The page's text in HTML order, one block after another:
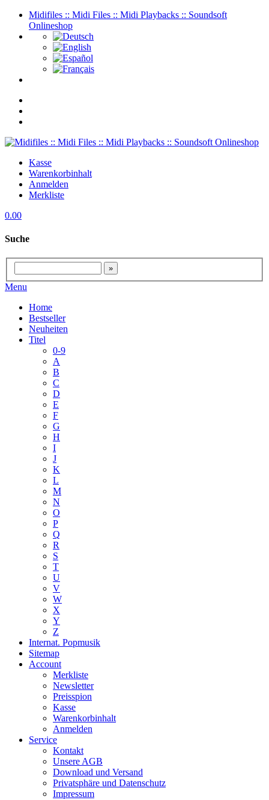
Midifiles :: Midi Files :: Midi Playbacks :: Soundsoft
Onlineshop
Kasse
Warenkorbinhalt
Anmelden
Merkliste
0.00
Suche
Menu
Home
Bestseller
Neuheiten
Titel
0-9
A
B
C
D
E
F
G
H
I
J
K
L
M
N
O
P
Q
R
S
T
U
V
W
X
Y
Z
Internat. Popmusik
Sitemap
Account
Merkliste
Newsletter
Preisspion
Kasse
Warenkorbinhalt
Anmelden
Service
Kontakt
Unsere AGB
Download und Versand
Privatsphäre und Datenschutz
Impressum